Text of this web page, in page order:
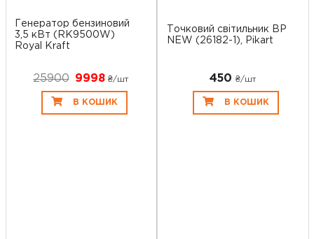
Генератор бензиновий
3,5 кВт (RK9500W)
Royal Kraft
25900 9998₴/шт
В КОШИК
Точковий світильник BP
NEW (26182-1), Pikart
450 ₴/шт
В КОШИК